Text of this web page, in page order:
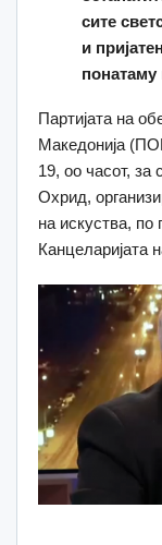
сите
и
Партијата на
Македонија
19, оо часот, за
Охрид,
на искуства,
Канцеларијата